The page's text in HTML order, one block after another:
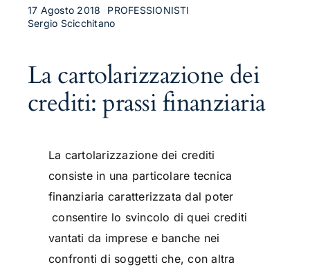
17 Agosto 2018
PROFESSIONISTI
Sergio Scicchitano
La cartolarizzazione dei
crediti: prassi finanziaria
La cartolarizzazione dei crediti
consiste in una particolare tecnica
finanziaria caratterizzata dal poter
consentire lo svincolo di quei crediti
vantati da imprese e banche nei
confronti di soggetti che, con altra